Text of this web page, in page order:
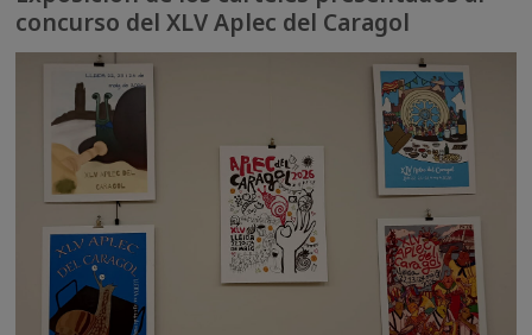
concurso del XLV Aplec del Caragol